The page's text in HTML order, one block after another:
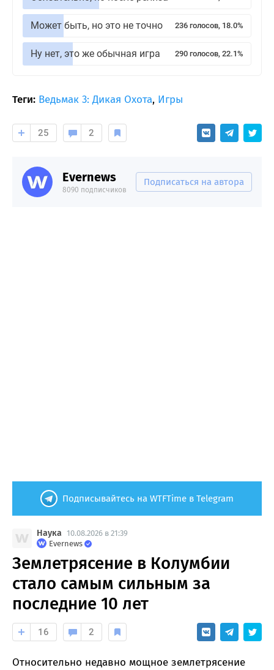
Может быть, но это не точно 236 голосов, 18.0%
Ну нет, это же обычная игра 290 голосов, 22.1%
Теги: Ведьмак 3: Дикая Охота, Игры
25 2
Evernews
8090 подписчиков
Подписаться на автора
Подписывайтесь на WTFTime в Telegram
Наука
10.08.2026 в 21:39
Evernews
Землетрясение в Колумбии
стало самым сильным за
последние 10 лет
16 2
Относительно недавно мощное землетрясение